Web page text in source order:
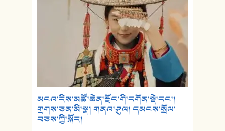
མངའ་རིས་མཚོ་ཆེན་རྫོང་གི་དགོན་སྡེ་དང་།
གྲགས་ཅན་མི་སྣ། གནའ་ཤུལ། དམངས་སྲོལ་
བཅས་ཀྱི་སྐོར།